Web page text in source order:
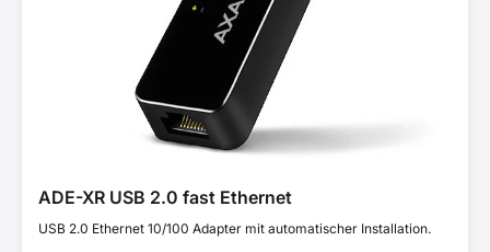
ADE-XR USB 2.0 fast Ethernet
USB 2.0 Ethernet 10/100 Adapter mit automatischer Installation.